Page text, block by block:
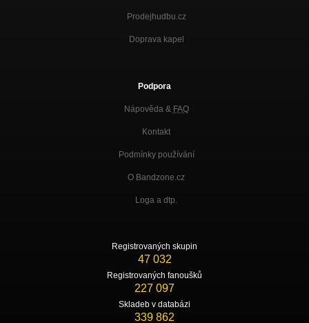
Prodejhudbu.cz
Doprava kapel
Podpora
Nápověda & FAQ
Kontakt
Podmínky používání
O Bandzone.cz
Loga a dtp.
Registrovaných skupin
47 032
Registrovaných fanoušků
227 097
Skladeb v databázi
339 862